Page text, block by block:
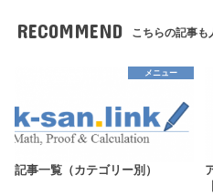
RECOMMEND こちらの記事も
メニュー
記事一覧（カテゴリー別）